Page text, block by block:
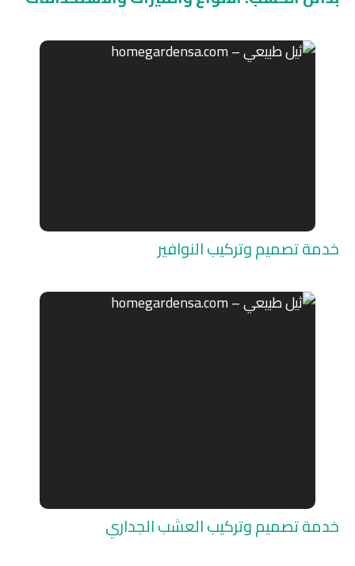
خدمة تصميم وتركيب النوافير
خدمة تصميم وتركيب العشب الجداري